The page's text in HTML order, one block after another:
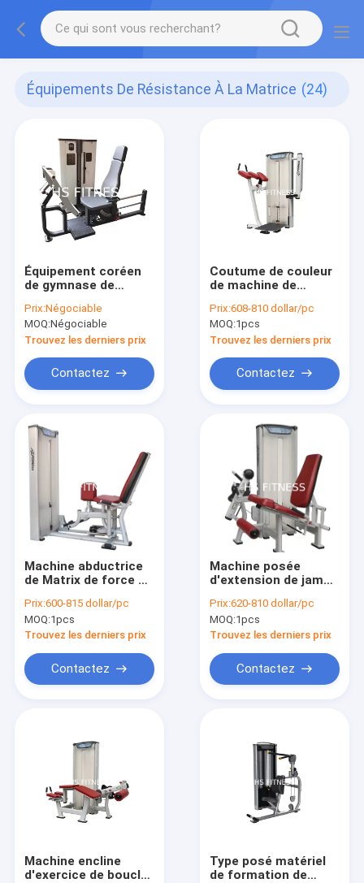
Équipements De Résistance À La Matrice (24)
Équipement coréen
de gymnase de
conception/presse
posée de jambe avec
le compteur de
temps
Prix:Négociable
MOQ:Négociable
Trouvez les derniers prix
Contactez
Coutume de couleur
de machine de
de gymnase de
bodybuilding de
Matrix
Prix:608-810 dollar/pc
MOQ:1pcs
Trouvez les derniers prix
Contactez
Machine abductrice
de Matrix de force de
multi de matériel de
formation
Prix:600-815 dollar/pc
MOQ:1pcs
Trouvez les derniers prix
Contactez
Machine posée
d'extension de jambe
adaptée aux besoins
du client de poids
Prix:620-810 dollar/pc
MOQ:1pcs
Trouvez les derniers prix
Contactez
Machine encline
d'exercice de boucle
Type posé matériel
de formation de